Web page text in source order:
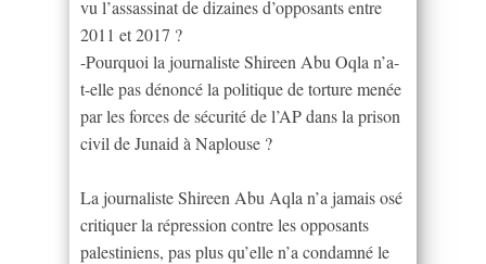
vu l’assassinat de dizaines d’opposants entre
2011 et 2017 ?
-Pourquoi la journaliste Shireen Abu Oqla n’a-
t-elle pas dénoncé la politique de torture menée
par les forces de sécurité de l’AP dans la prison
civil de Junaid à Naplouse ?
La journaliste Shireen Abu Aqla n’a jamais osé
critiquer la répression contre les opposants
palestiniens, pas plus qu’elle n’a condamné le